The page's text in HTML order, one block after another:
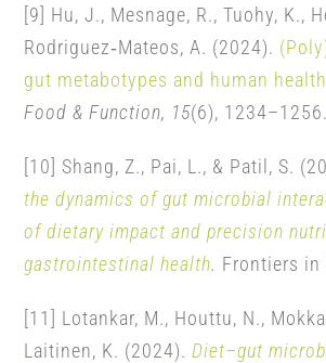
[9] Hu, J., Mesnage, R., Tuohy, K.,
Rodriguez‑Mateos, A. (2024).
gut metabotypes and human
Food & Function, 15(6), 1234–1256.
[10] Shang, Z., Pai, L., & Patil, S.
the dynamics of gut microbial
of dietary impact and precision
gastrointestinal health. Frontiers
[11] Lotankar, M., Houttu, N.,
Laitinen, K. (2024).Diet–gut